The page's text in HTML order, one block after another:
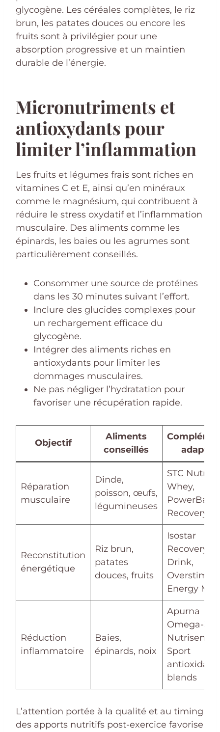
glycogène. Les céréales complètes, le riz
brun, les patates douces ou encore les
fruits sont à privilégier pour une
absorption progressive et un maintien
durable de l’énergie.
Micronutriments et
antioxydants pour
limiter l’inflammation
Les fruits et légumes frais sont riches en
vitamines C et E, ainsi qu’en minéraux
comme le magnésium, qui contribuent à
réduire le stress oxydatif et l’inflammation
musculaire. Des aliments comme les
épinards, les baies ou les agrumes sont
particulièrement conseillés.
Consommer une source de protéines
dans les 30 minutes suivant l’effort.
Inclure des glucides complexes pour
un rechargement efficace du
glycogène.
Intégrer des aliments riches en
antioxydants pour limiter les
dommages musculaires.
Ne pas négliger l’hydratation pour
favoriser une récupération rapide.
Objectif
Aliments
conseillés
adaptés
Réparation
musculaire
Dinde,
poisson, œufs,
légumineuses
STC
Whey,
PowerBar
Recovery
Reconstitution
énergétique
Riz brun,
patates
douces, fruits
Isostar
Recovery
Drink,
Overstims
Energy Mix
Réduction
inflammatoire
Baies,
épinards, noix
Apurna
Omega-3,
Nutrisens
Sport
antioxidant
blends
L’attention portée à la qualité et au timing
des apports nutritifs post-exercice favorise